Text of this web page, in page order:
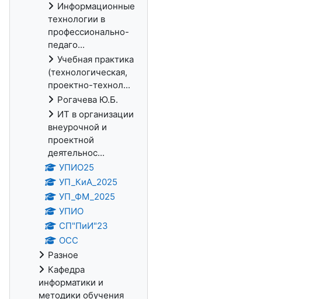
Информационные
технологии в
профессионально-
педаго...
Учебная практика
(технологическая,
проектно-технол...
Рогачева Ю.Б.
ИТ в организации
внеурочной и
проектной
деятельнос...
УПИО25
УП_КиА_2025
УП_ФМ_2025
УПИО
СП"ПиИ"23
ОСС
Разное
Кафедра
информатики и
методики обучения